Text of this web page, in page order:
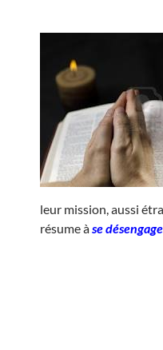
leur mission, aussi
résume àse